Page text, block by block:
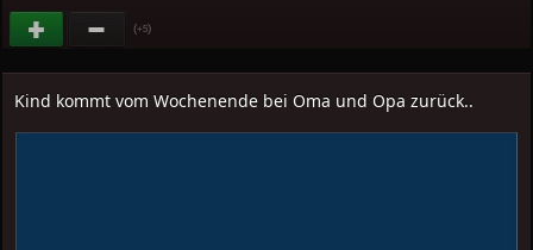
(+5)
Kind kommt vom Wochenende bei Oma und Opa zurück..